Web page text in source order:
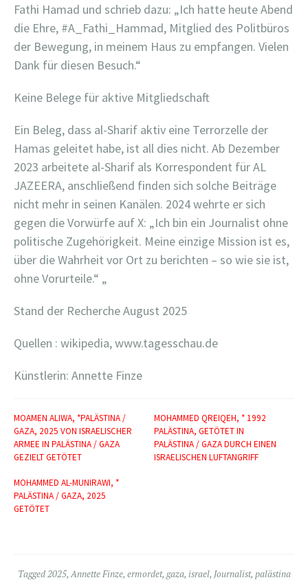
Fathi Hamad und schrieb dazu: „Ich hatte heute Abend
die Ehre, #A_Fathi_Hammad, Mitglied des Politbüros
der Bewegung, in meinem Haus zu empfangen. Vielen
Dank für diesen Besuch.“
Keine Belege für aktive Mitgliedschaft
Ein Beleg, dass al-Sharif aktiv eine Terrorzelle der
Hamas geleitet habe, ist all dies nicht. Ab Dezember
2023 arbeitete al-Sharif als Korrespondent für AL
JAZEERA, anschließend finden sich solche Beiträge
nicht mehr in seinen Kanälen. 2024 wehrte er sich
gegen die Vorwürfe auf X: „Ich bin ein Journalist ohne
politische Zugehörigkeit. Meine einzige Mission ist es,
über die Wahrheit vor Ort zu berichten – so wie sie ist,
ohne Vorurteile.“ „
Stand der Recherche August 2025
Quellen : wikipedia, www.tagesschau.de
Künstlerin: Annette Finze
MOAMEN ALIWA, *PALÄSTINA /
GAZA, 2025 VON ISRAELISCHER
ARMEE IN PALÄSTINA / GAZA
GEZIELT GETÖTET
MOHAMMED QREIQEH, * 1992
PALÄSTINA, GETÖTET IN
PALÄSTINA / GAZA DURCH EINEN
ISRAELISCHEN LUFTANGRIFF
MOHAMMED AL-MUNIRAWI, *
PALÄSTINA / GAZA, 2025
GETÖTET
Tagged2025,Annette Finze, ermordet, gaza, israel, Journalist, palästina